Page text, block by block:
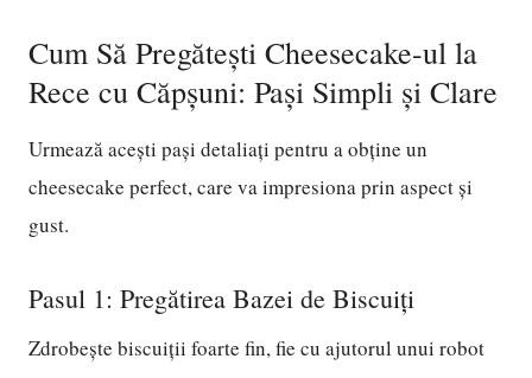
Cum Să Pregătești Cheesecake-ul la
Rece cu Căpșuni: Pași Simpli și Clare
Urmează acești pași detaliați pentru a obține un
cheesecake perfect, care va impresiona prin aspect și
gust.
Pasul 1: Pregătirea Bazei de Biscuiți
Zdrobește biscuiții foarte fin, fie cu ajutorul unui robot